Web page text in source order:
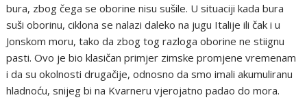
bura, zbog čega se oborine nisu sušile. U situaciji kada bura
suši oborinu, ciklona se nalazi daleko na jugu Italije ili čak i u
Jonskom moru, tako da zbog tog razloga oborine ne stiignu
pasti. Ovo je bio klasičan primjer zimske promjene vremenam
i da su okolnosti drugačije, odnosno da smo imali akumuliranu
hladnoću, snijeg bi na Kvarneru vjerojatno padao do mora.